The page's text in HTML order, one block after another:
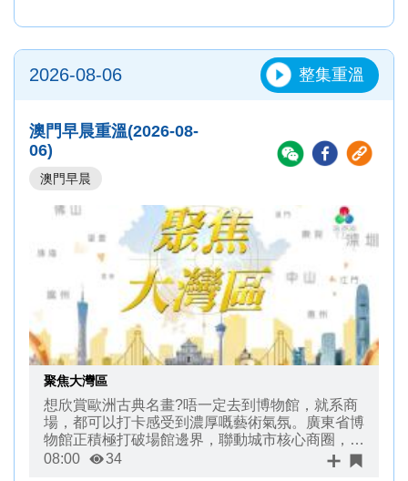
2026-08-06 整集重溫
澳門早晨重溫(2026-08-
06)
澳門早晨
聚焦大灣區
想欣賞歐洲古典名畫?唔一定去到博物館，就系商
場，都可以打卡感受到濃厚嘅藝術氣氛。廣東省博
物館正積極打破場館邊界，聯動城市核心商圈，開
展了文商旅融合活動，我地即刻去片瞭解下。
08:00 34